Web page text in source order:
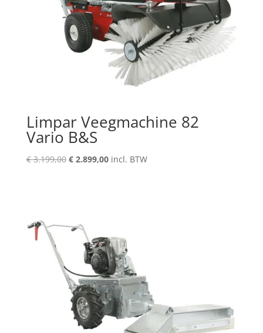
Limpar Veegmachine 82
Vario B&S
€3.199,00 Oorspronkelijke
€2.899,00Huidige
incl. BTW